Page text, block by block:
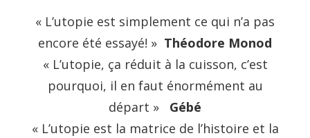
« L’utopie est simplement ce qui n’a pas
encore été essayé! » Théodore Monod
« L’utopie, ça réduit à la cuisson, c’est
pourquoi, il en faut énormément au
départ »
Gébé
« L’utopie est la matrice de l’histoire et la